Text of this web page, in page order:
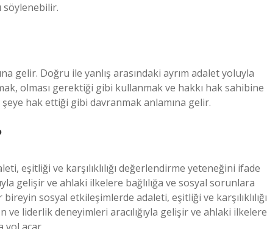
söylenebilir.
gelir. Doğru ile yanlış arasındaki ayrım adalet yoluyla
olması gerektiği gibi kullanmak ve hakkı hak sahibine
hak ettiği gibi davranmak anlamına gelir.
eşitliği ve karşılıklılığı değerlendirme yeteneğini ifade
gelişir ve ahlaki ilkelere bağlılığa ve sosyal sorunlara
sosyal etkileşimlerde adaleti, eşitliği ve karşılıklılığı
liderlik deneyimleri aracılığıyla gelişir ve ahlaki ilkelere